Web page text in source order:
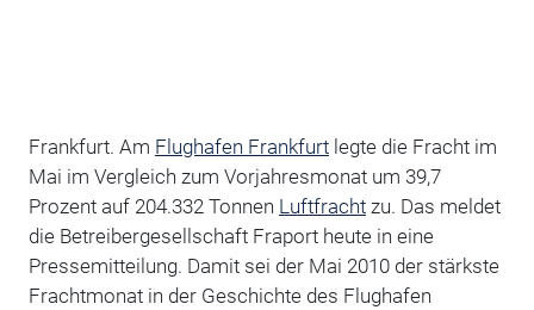
Frankfurt. Am Flughafen Frankfurtlegte die Fracht im
Mai im Vergleich zum Vorjahresmonat um 39,7
Prozent auf 204.332 Tonnen Luftfrachtzu. Das meldet
die Betreibergesellschaft Fraport heute in eine
Pressemitteilung. Damit sei der Mai 2010 der stärkste
Frachtmonat in der Geschichte des Flughafen